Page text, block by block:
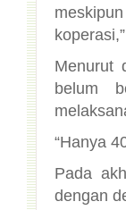
Menurut
belum
“Hanya
Pada
dengan